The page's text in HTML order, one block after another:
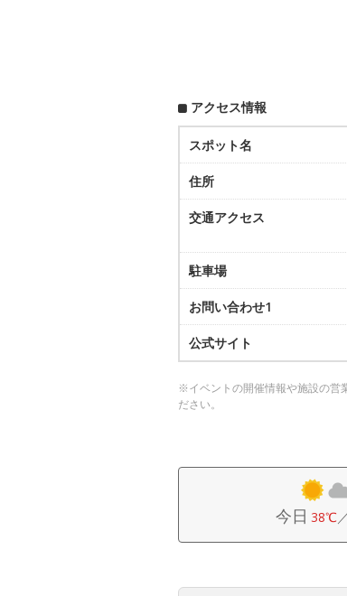
アクセス情報
スポット名
住所
交通アクセス
駐車場
お問い合わせ1
公式サイト
※イベントの開催情報や施設の営
ださい。
今日 38℃